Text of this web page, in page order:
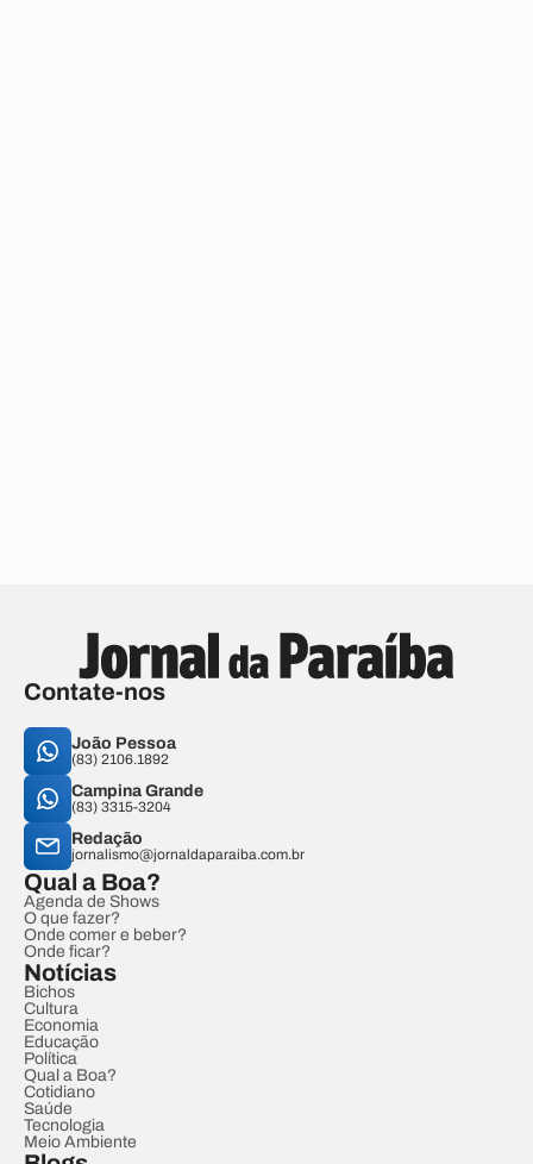
Contate-nos
João Pessoa
(83) 2106.1892
Campina Grande
(83) 3315-3204
Redação
jornalismo@jornaldaparaiba.com.br
Qual a Boa?
Agenda de Shows
O que fazer?
Onde comer e beber?
Onde ficar?
Notícias
Bichos
Cultura
Economia
Educação
Política
Qual a Boa?
Cotidiano
Saúde
Tecnologia
Meio Ambiente